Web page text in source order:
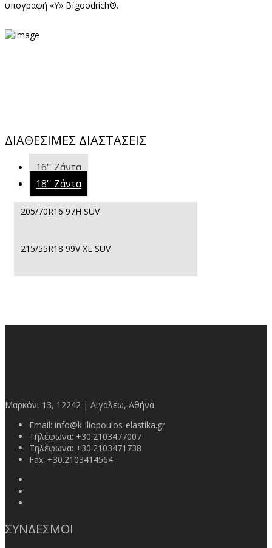
υπογραφή «Y» Bfgoodrich®.
ΔΙΑΘΕΣΙΜΕΣ ΔΙΑΣΤΑΣΕΙΣ
16'' Ζάντα
18'' Ζάντα
205/70R16 97H SUV
215/55R18 99V XL SUV
Μαρκόνι 13, 12242 | Αιγάλεω, Αθήνα
Email: info@k-iliopoulos-elastika.gr
Τηλέφωνα: +30.2103477007
Τηλέφωνα: +30.2103471738
Fax: +30.2103414564
ΣΥΝΔΕΣΜΟΙ